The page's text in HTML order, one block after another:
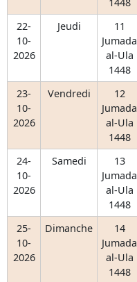
22-
10-
2026
Jeudi
11
Jumada
al-Ula
1448
23-
10-
2026
Vendredi
12
Jumada
al-Ula
1448
24-
10-
2026
Samedi
13
Jumada
al-Ula
1448
25-
10-
2026
Dimanche
14
Jumada
al-Ula
1448